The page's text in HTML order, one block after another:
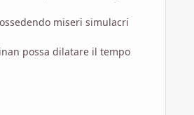
miseri simulacri
possa dilatare il tempo